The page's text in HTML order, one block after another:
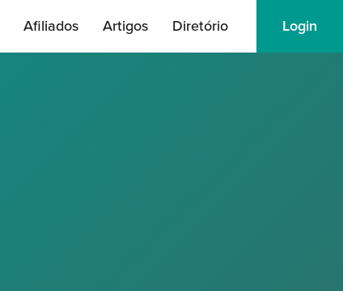
Afiliados Artigos Diretório Login